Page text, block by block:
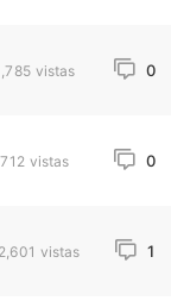
vistas 0
712 vistas 0
vistas 1